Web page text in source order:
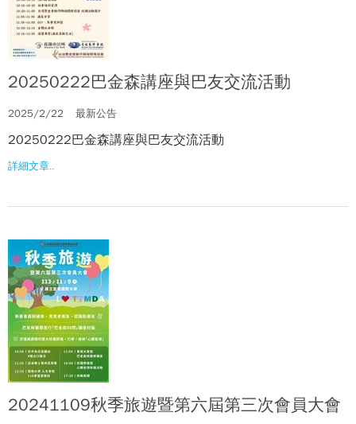
20250222巴金森講座與巴友交流活動
2025/2/22 最新公告
20250222巴金森講座與巴友交流活動
詳細文章..
20241109秋季旅遊暨第六屆第三次會員大會